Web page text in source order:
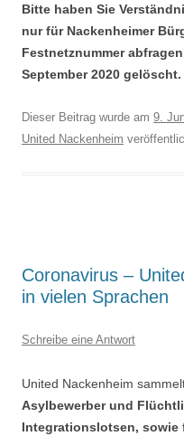
Bitte haben Sie
nur für Nackenheimer
Festnetznummer
September 2020 gelöscht.
Dieser Beitrag wurde am 9.
United Nackenheim
Coronavirus –
in vielen Sprachen
Schreibe eine Antwort
United Nackenheim
Asylbewerber und
Integrationslotsen,